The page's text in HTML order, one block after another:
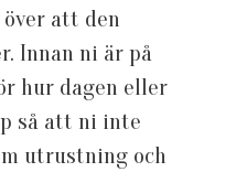
att den
Innan ni är på
hur dagen eller
så att ni inte
utrustning och